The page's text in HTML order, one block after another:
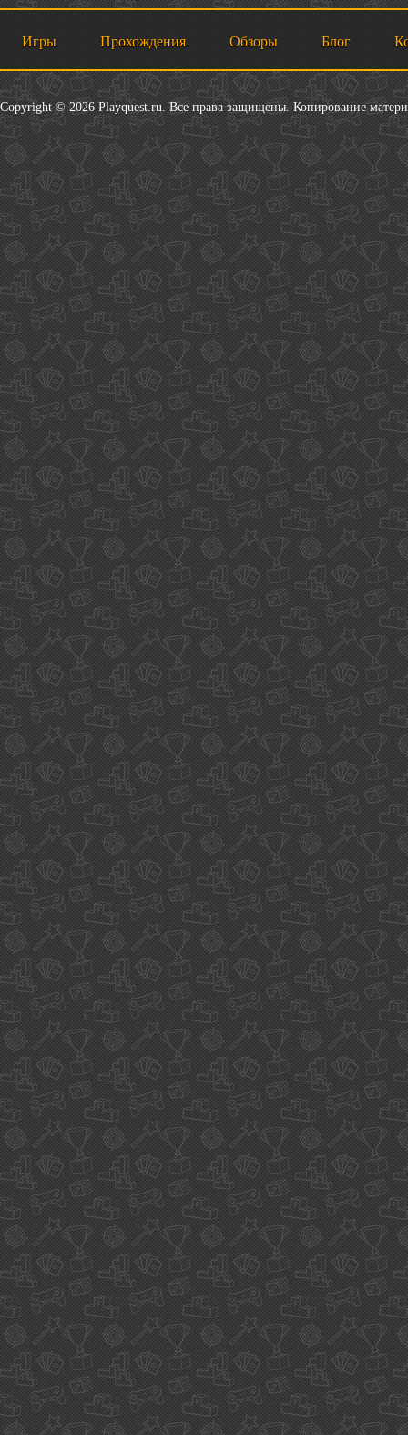
Игры Прохождения Обзоры Блог
Copyright © 2026 Playquest.ru. Все права защищены. Копирование